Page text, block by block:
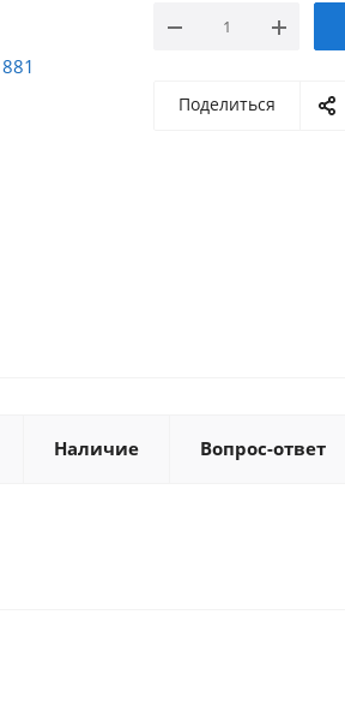
Поделиться
Наличие Вопрос-ответ